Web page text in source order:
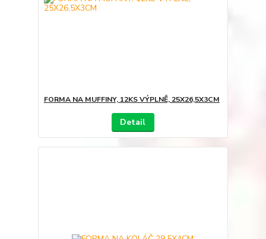
FORMA NA MUFFINY, 12KS VÝPLNĚ, 25X26,5X3CM
Detail